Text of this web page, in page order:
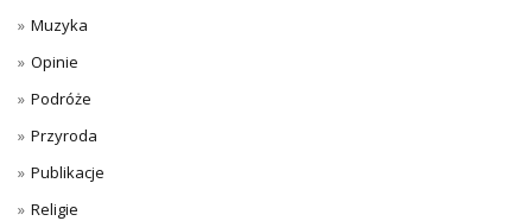
Muzyka
Opinie
Podróże
Przyroda
Publikacje
Religie